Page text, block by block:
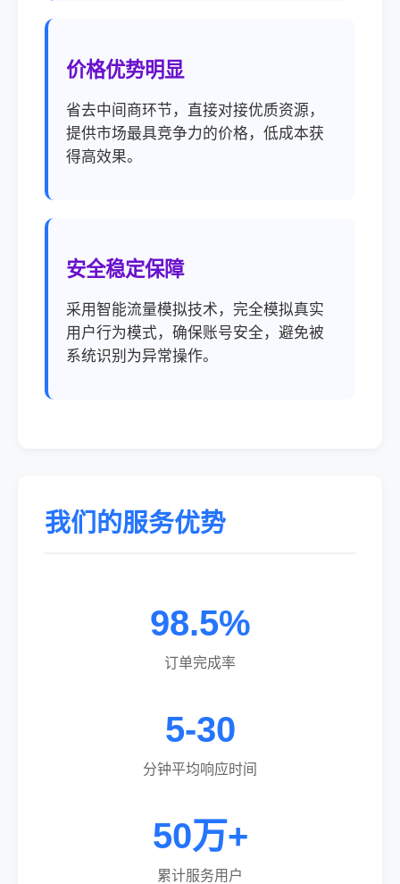
价格优势明显
省去中间商环节，直接对接优质资源，
提供市场最具竞争力的价格，低成本获
得高效果。
安全稳定保障
采用智能流量模拟技术，完全模拟真实
用户行为模式，确保账号安全，避免被
系统识别为异常操作。
我们的服务优势
98.5%
订单完成率
5-30
分钟平均响应时间
50万+
累计服务用户